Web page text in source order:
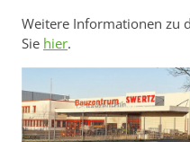
Weitere Informationen zu
Sie hier.